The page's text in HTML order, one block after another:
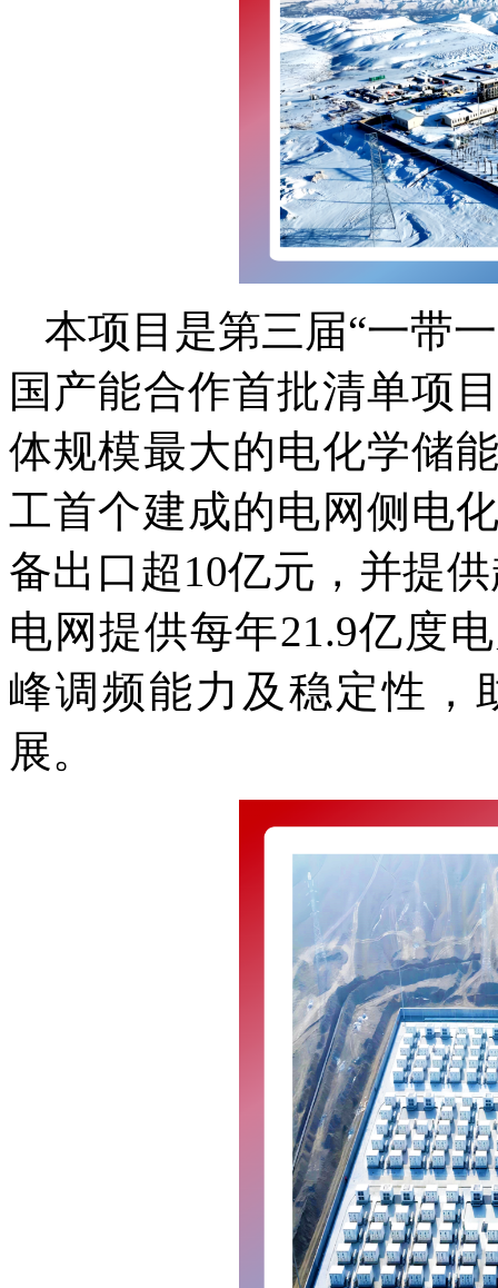
本项目是第三届“一带
国产能合作首批清单项
体规模最大的电化学储
工首个建成的电网侧电
备出口超10亿元，并提
电网提供每年21.9亿度
峰调频能力及稳定性，
展。